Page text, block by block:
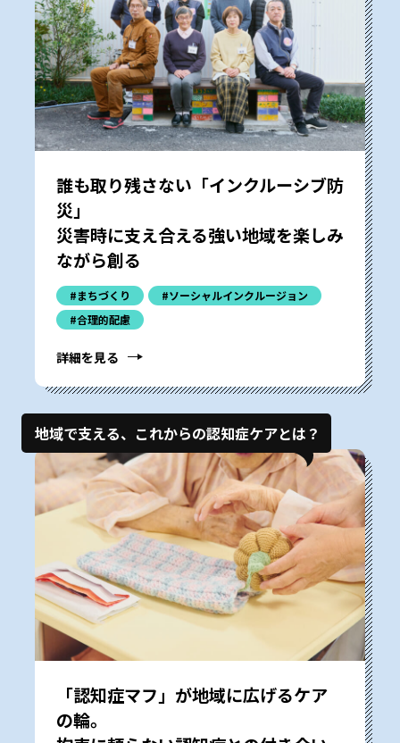
誰も取り残さない「インクルーシブ防
災」――
災害時に支え合える強い地域を楽しみ
ながら創る
#まちづくり
#ソーシャルインクルージョン
#合理的配慮
詳細を見る
地域で支える、これからの認知症ケアとは？
「認知症マフ」が地域に広げるケア
の輪。